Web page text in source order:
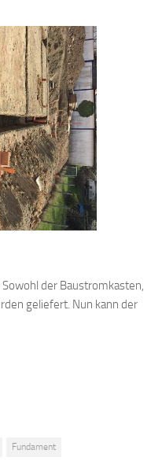
der Baustromkasten,
geliefert. Nun kann der
Fundament